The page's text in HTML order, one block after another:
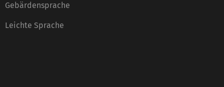
Gebärdensprache
Leichte Sprache